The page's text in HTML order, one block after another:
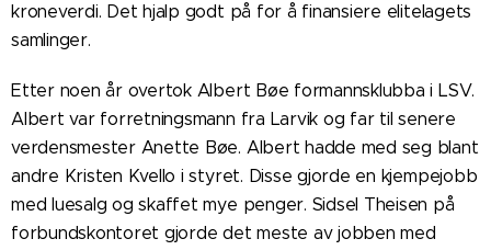
kroneverdi. Det hjalp godt på for å finansiere elitelagets
samlinger.
Etter noen år overtok Albert Bøe formannsklubba i LSV.
Albert var forretningsmann fra Larvik og far til senere
verdensmester Anette Bøe. Albert hadde med seg blant
andre Kristen Kvello i styret. Disse gjorde en kjempejobb
med luesalg og skaffet mye penger. Sidsel Theisen på
forbundskontoret gjorde det meste av jobben med